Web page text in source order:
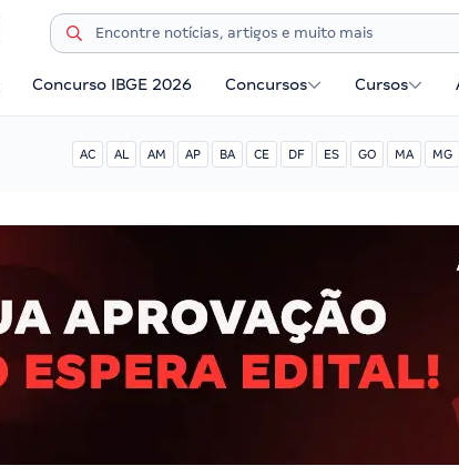
Concurso IBGE 2026 Concursos Cursos
AC AL AM AP BA CE DF ES GO MA MG